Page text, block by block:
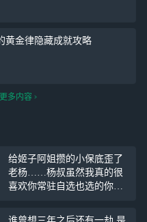
黄金律隐藏成就攻略
多内容
给姬子阿姐攒的小保底歪了
老杨……杨叔虽然我真的很
喜欢你常驻自选也选的你，
40天，博主能再肝60抽出来